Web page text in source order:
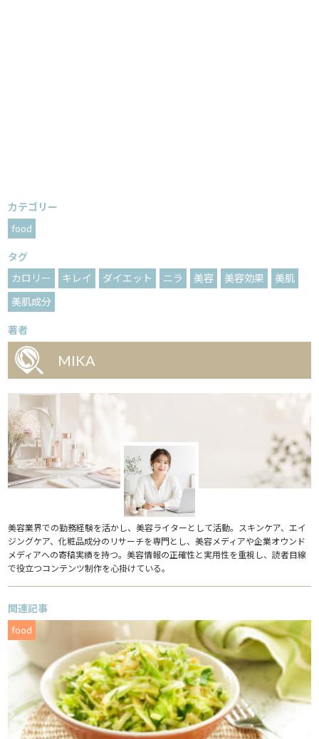
カテゴリー
food
タグ
カロリー
キレイ ダイエット ニラ 美容 美容効果
美肌
美肌成分
著者
MIKA
美容業界での勤務経験を活かし、美容ライターとして活動。スキンケア、エイ
ジングケア、化粧品成分のリサーチを専門とし、美容メディアや企業オウンド
メディアへの寄稿実績を持つ。美容情報の正確性と実用性を重視し、読者目線
で役立つコンテンツ制作を心掛けている。
関連記事
food